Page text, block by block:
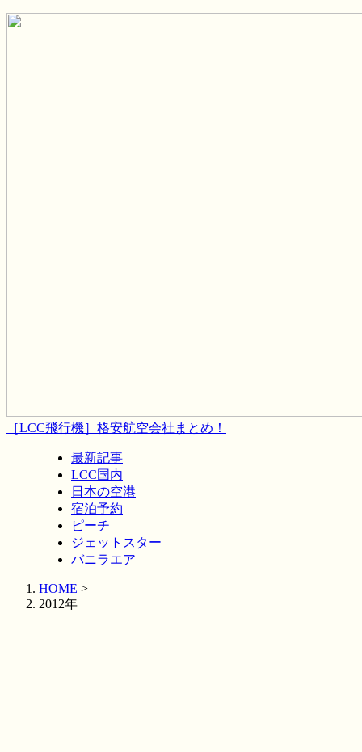
［LCC飛行機］格安航空会社まとめ！
最新記事
LCC国内
日本の空港
宿泊予約
ピーチ
ジェットスター
バニラエア
HOME >
2012年